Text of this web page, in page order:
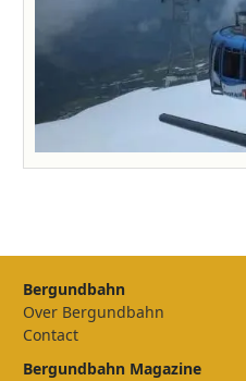
Bergundbahn
Over Bergundbahn
Contact
Bergundbahn Magazine